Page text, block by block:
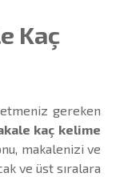
Kaç
gereken
kaç kelime
makalenizi ve
ve üst sıralara